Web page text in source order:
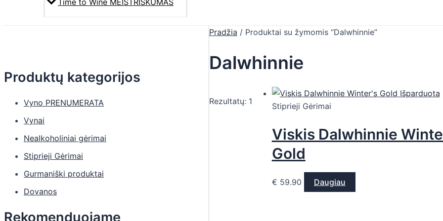
Time to Wine MEISTRIŠKUMAS
Produktų kategorijos
Vyno PRENUMERATA
Vynai
Nealkoholiniai gėrimai
Stiprieji Gėrimai
Gurmaniški produktai
Dovanos
Rekomenduojame
Pradžia / Produktai su žymomis “Dalwhinnie”
Dalwhinnie
Rezultatų: 1
Išparduota
Stiprieji Gėrimai
Viskis Dalwhinnie
Gold
€ 59.90 Daugiau